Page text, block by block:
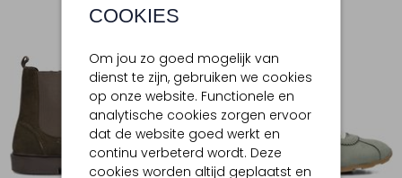
COOKIES
Om jou zo goed mogelijk van
dienst te zijn, gebruiken we cookies
op onze website. Functionele en
analytische cookies zorgen ervoor
dat de website goed werkt en
continu verbeterd wordt. Deze
cookies worden altijd geplaatst en